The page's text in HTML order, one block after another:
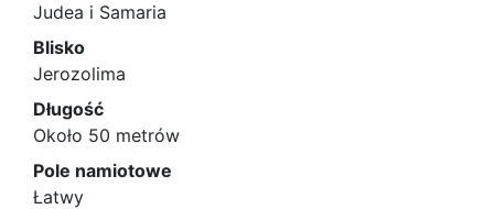
Judea i Samaria
Blisko
Jerozolima
Długość
Około 50 metrów
Pole namiotowe
Łatwy